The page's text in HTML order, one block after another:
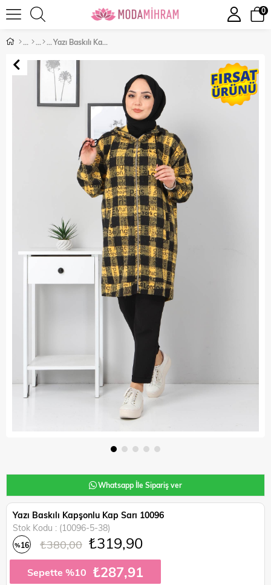
0
Yazı Baskılı Kapşonlu Kap Sarı 10096
Whatsapp İle Sipariş ver
Yazı Baskılı Kapşonlu Kap Sarı 10096
Stok Kodu
(10096-5-38)
%16 ₺380,00 ₺319,90
Sepette %10 ₺287,91